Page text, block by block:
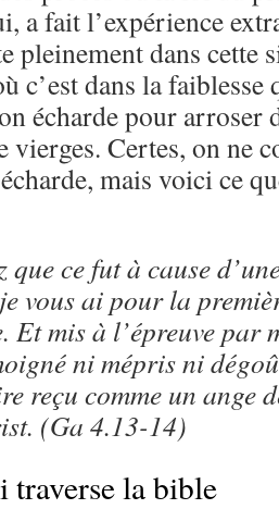
a fait l’expérience
pleinement dans cette
c’est dans la faiblesse
écharde pour arroser
vierges. Certes, on ne
mais voici ce
que ce fut à cause
vous ai pour la
Et mis à l’épreuve par
ni mépris ni
reçu comme un ange
(Ga 4.13-14)
traverse la bible